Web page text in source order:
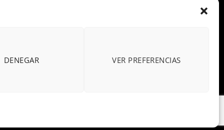
DENEGAR VER PREFERENCIAS
Videovigilancia